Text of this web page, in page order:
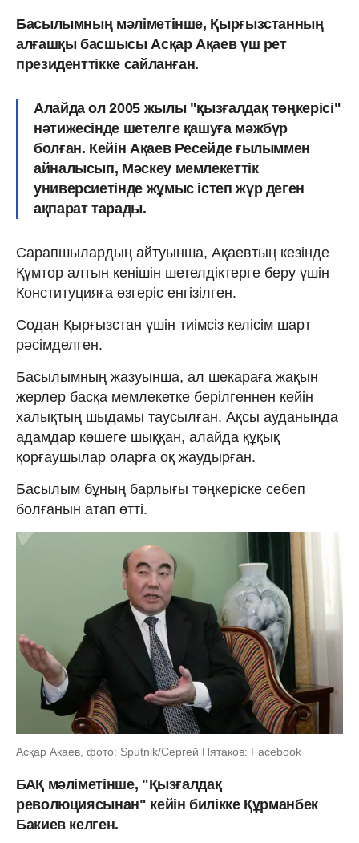
Басылымның мәліметінше, Қырғызстанның
алғашқы басшысы Асқар Ақаев үш рет
президенттікке сайланған.
Алайда ол 2005 жылы "қызғалдақ төңкерісі"
нәтижесінде шетелге қашуға мәжбүр
болған. Кейін Ақаев Ресейде ғылыммен
айналысып, Мәскеу мемлекеттік
универсиетінде жұмыс істеп жүр деген
ақпарат тарады.
Сарапшылардың айтуынша, Ақаевтың кезінде
Құмтор алтын кенішін шетелдіктерге беру үшін
Конституцияға өзгеріс енгізілген.
Содан Қырғызстан үшін тиімсіз келісім шарт
рәсімделген.
Басылымның жазуынша, ал шекараға жақын
жерлер басқа мемлекетке берілгеннен кейін
халықтың шыдамы таусылған. Ақсы ауданында
адамдар көшеге шыққан, алайда құқық
қорғаушылар оларға оқ жаудырған.
Басылым бұның барлығы төңкеріске себеп
болғанын атап өтті.
Асқар Акаев, фото: Sputnik/Сергей Пятаков: Facebook
БАҚ мәліметінше, "Қызғалдақ
революциясынан" кейін билікке Құрманбек
Бакиев келген.